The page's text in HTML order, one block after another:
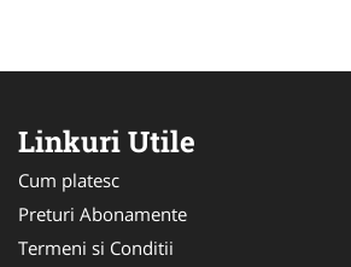
Linkuri Utile
Cum platesc
Preturi Abonamente
Termeni si Conditii